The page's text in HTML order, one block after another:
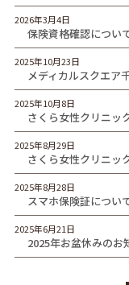
2026年3月4日
保険資格確認につい
2025年10月23日
メディカルスクエ
2025年10月8日
さくら女性クリニッ
2025年8月29日
さくら女性クリニッ
2025年8月28日
スマホ保険証につい
2025年6月21日
2025年お盆休みのお